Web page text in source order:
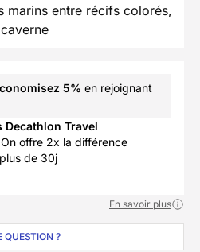
marins entre récifs colorés,
5% en rejoignant
Decathlon Travel
On offre 2x la différence
de 30j
En savoir plus
QUESTION ?